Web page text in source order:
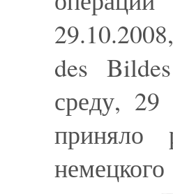
des
среду, 29
приняло